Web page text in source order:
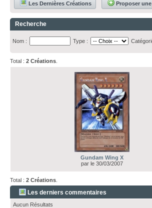
Les Dernières Créations Proposer
Recherche
Nom : Type :
Total : 2 Créations
Gundam Wing X
par le 30/03/2007
Total : 2 Créations
Les derniers commentaires
Aucun Résultats